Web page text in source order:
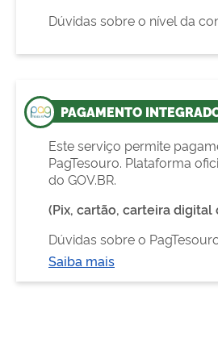
Dúvidas sobre o nível da
PAGAMENTO
Este serviço permite
PagTesouro. Plataforma
do GOV.BR.
(Pix, cartão, carteira digital
Dúvidas sobre o
Saiba mais